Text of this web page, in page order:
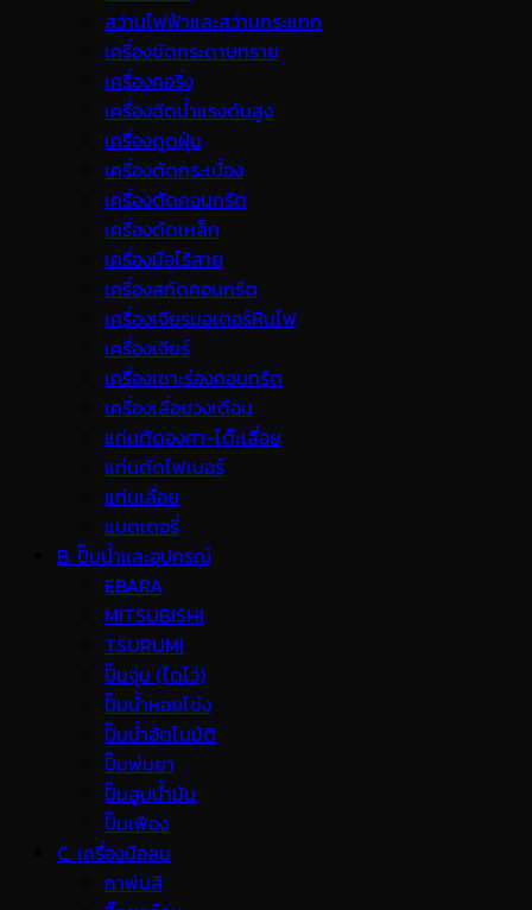
สว่านไฟฟ้าและสว่านกระแทก
เครื่องขัดกระดาษทราย
เครื่องคอริ่ง
เครื่องฉีดน้ำแรงดันสูง
เครื่องดูดฝุ่น
เครื่องตัดกระเบื้อง
เครื่องตัดคอนกรีต
เครื่องตัดเหล็ก
เครื่องมือไร้สาย
เครื่องสกัดคอนกรีต
เครื่องเจียรมอเตอร์หินไฟ
เครื่องเจียร์
เครื่องเซาะร่องคอนกรีต
เครื่องเลื่อยวงเดือน
แท่นตัดองศา-โต๊ะเลื่อย
แท่นตัดไฟเบอร์
แท่นเลื่อย
แบตเตอรี่
B. ปั๊มน้ำและอุปกรณ์
EBARA
MITSUBISHI
TSURUMI
ปั๊มจุ่ม (ไดโว่)
ปั๊มน้ำหอยโข่ง
ปั๊มน้ำอัตโนมัติ
ปั๊มพ่นยา
ปั๊มสูบน้ำมัน
ปั๊มเฟือง
C. เครื่องมือลม
กาพ่นสี